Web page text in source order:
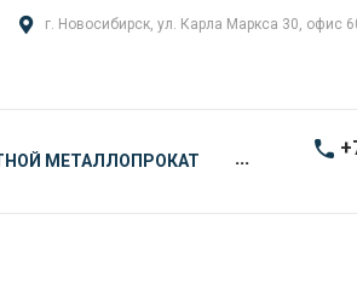
г. Новосибирск, ул. Карла Маркса 30, офис
МЕТАЛЛОПРОКАТ ...